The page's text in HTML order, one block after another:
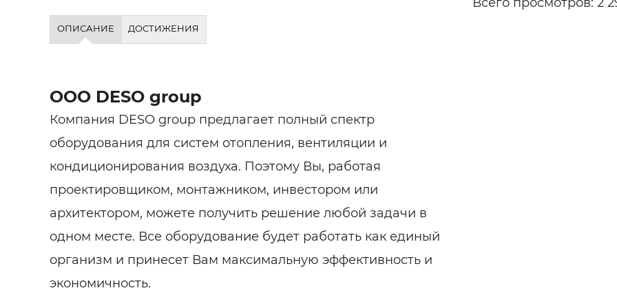
ОПИСАНИЕ ДОСТИЖЕНИЯ
ООО DESO group
Компания DESO group предлагает полный спектр
оборудования для систем отопления, вентиляции и
кондиционирования воздуха. Поэтому Вы, работая
проектировщиком, монтажником, инвестором или
архитектором, можете получить решение любой задачи в
одном месте. Все оборудование будет работать как единый
организм и принесет Вам максимальную эффективность и
экономичность.